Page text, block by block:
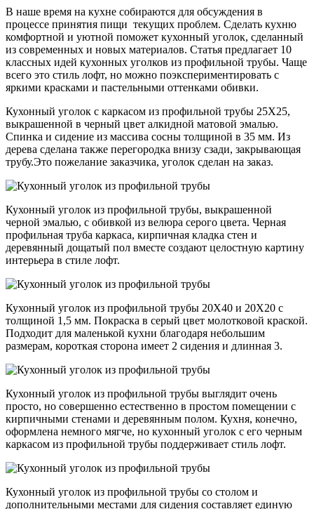
В наше время на кухне собираются для обсуждения в
процессе принятия пищи текущих проблем. Сделать кухню
комфортной и уютной поможет кухонный уголок, сделанный
из современных и новых материалов. Статья предлагает 10
классных идей кухонных уголков из профильной трубы. Чаще
всего это стиль лофт, но можно поэкспериментировать с
яркими красками и пастельными оттенками обивки.
Кухонный уголок с каркасом из профильной трубы 25Х25,
выкрашенной в черный цвет алкидной матовой эмалью.
Спинка и сидение из массива сосны толщиной в 35 мм. Из
дерева сделана также перегородка внизу сзади, закрывающая
трубу.Это пожелание заказчика, уголок сделан на заказ.
Кухонный уголок из профильной трубы, выкрашенной
черной эмалью, с обивкой из велюра серого цвета. Черная
профильная труба каркаса, кирпичная кладка стен и
деревянный дощатый пол вместе создают целостную картину
интерьера в стиле лофт.
Кухонный уголок из профильной трубы 20Х40 и 20Х20 с
толщиной 1,5 мм. Покраска в серый цвет молотковой краской.
Подходит для маленькой кухни благодаря небольшим
размерам, короткая сторона имеет 2 сидения и длинная 3.
Кухонный уголок из профильной трубы выглядит очень
просто, но совершенно естественно в простом помещении с
кирпичными стенами и деревянным полом. Кухня, конечно,
оформлена немного мягче, но кухонный уголок с его черным
каркасом из профильной трубы поддерживает стиль лофт.
Кухонный уголок из профильной трубы со столом и
дополнительными местами для сидения составляет единую